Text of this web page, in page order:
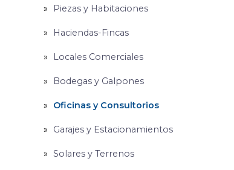
Piezas y Habitaciones
Haciendas-Fincas
Locales Comerciales
Bodegas y Galpones
Oficinas y Consultorios
Garajes y Estacionamientos
Solares y Terrenos